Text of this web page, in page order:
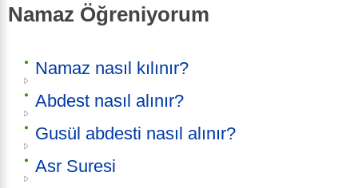
Namaz Öğreniyorum
Namaz nasıl kılınır?
Abdest nasıl alınır?
Gusül abdesti nasıl alınır?
Asr Suresi